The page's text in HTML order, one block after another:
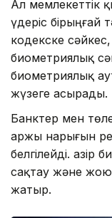
Ал мемлекеттік
үдеріс бірыңғай
кодекске
биометриялық
биометриялық
жүзеге асырады.
Банктер мен
Қаржы нарығын
белгілейді.
сақтау және жою
жатыр.